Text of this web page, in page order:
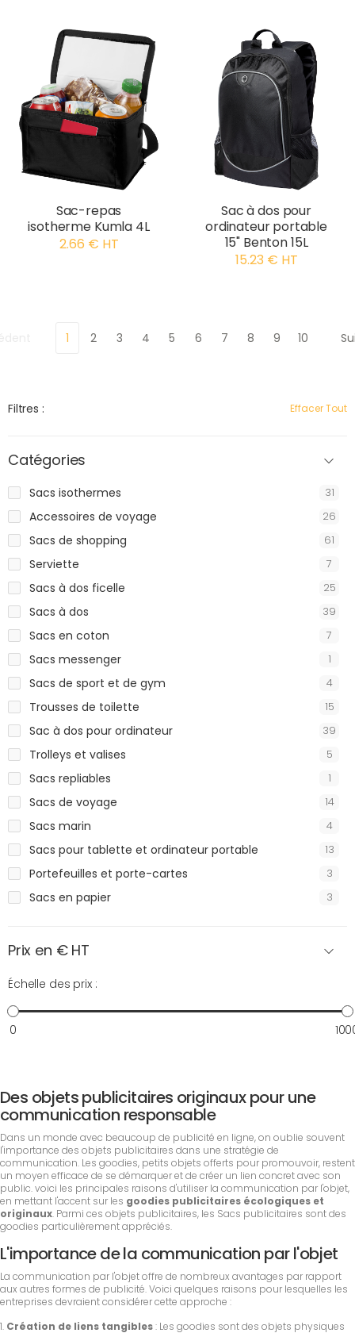
Sac-repas
isotherme Kumla 4L
2.66 € HT
Sac à dos pour
ordinateur portable
15" Benton 15L
15.23 € HT
1 2 3 4 5 6 7 8 9 10
Filtres : Effacer Tout
Catégories
Sacs isothermes 31
Accessoires de voyage 26
Sacs de shopping 61
Serviette 7
Sacs à dos ficelle 25
Sacs à dos 39
Sacs en coton 7
Sacs messenger 1
Sacs de sport et de gym 4
Trousses de toilette 15
Sac à dos pour ordinateur 39
Trolleys et valises 5
Sacs repliables 1
Sacs de voyage 14
Sacs marin 4
Sacs pour tablette et ordinateur portable 13
Portefeuilles et porte-cartes 3
Sacs en papier 3
Prix en € HT
Échelle des prix :
0
Des objets publicitaires originaux pour une
communication responsable
Dans un monde avec beaucoup de publicité en ligne, on oublie souvent
l'importance des objets publicitaires dans une stratégie de
communication. Les goodies, petits objets offerts pour promouvoir, restent
un moyen efficace de se démarquer et de créer un lien concret avec son
public. voici les principales raisons d'utiliser la communication par l'objet,
en mettant l'accent sur les goodies publicitaires écologiques et
originaux. Parmi ces objets publicitaires, les Sacs publicitaires sont des
goodies particulièrement appréciés.
L'importance de la communication par l'objet
La communication par l'objet offre de nombreux avantages par rapport
aux autres formes de publicité. Voici quelques raisons pour lesquelles les
entreprises devraient considérer cette approche :
1. Création de liens tangibles: Les goodies sont des objets physiques